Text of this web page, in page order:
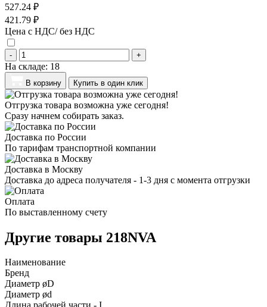
527.24 ₽
421.79 ₽
Цена с НДС/ без НДС
- +
На складе: 18
В корзину Купить в один клик
Отгрузка товара возможна уже сегодня!
Сразу начнем собирать заказ.
Доставка по России
По тарифам транспортной компании
Доставка в Москву
Доставка до адреса получателя - 1-3 дня с момента отгрузки
Оплата
По выставленному счету
Другие товары 218NVA
Наименование
Бренд
Диаметр øD
Диаметр ød